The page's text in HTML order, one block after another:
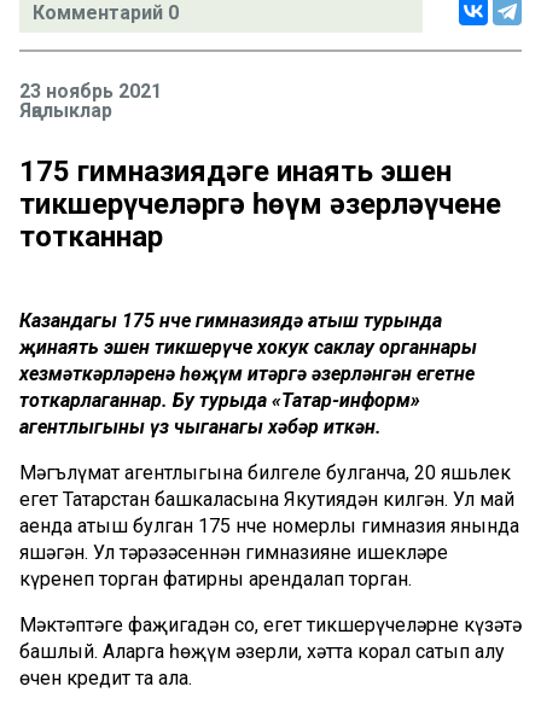
Комментарий 0
23 ноябрь 2021
Яңалыклар
175 гимназиядәге җинаять эшен
тикшерүчеләргә һөҗүм әзерләүчене
тотканнар
Казандагы 175 нче гимназиядә атыш турында
җинаять эшен тикшерүче хокук саклау органнары
хезмәткәрләренә һөҗүм итәргә әзерләнгән егетне
тоткарлаганнар. Бу турыда «Татар-информ»
агентлыгының үз чыганагы хәбәр иткән.
Мәгълүмат агентлыгына билгеле булганча, 20 яшьлек
егет Татарстан башкаласына Якутиядән килгән. Ул май
аенда атыш булган 175 нче номерлы гимназия янында
яшәгән. Ул тәрәзәсеннән гимназиянең ишекләре
күренеп торган фатирны арендалап торган.
Мәктәптәге фаҗигадән соң, егет тикшерүчеләрне күзәтә
башлый. Аларга һөҗүм әзерли, хәтта корал сатып алу
өчен кредит та ала.